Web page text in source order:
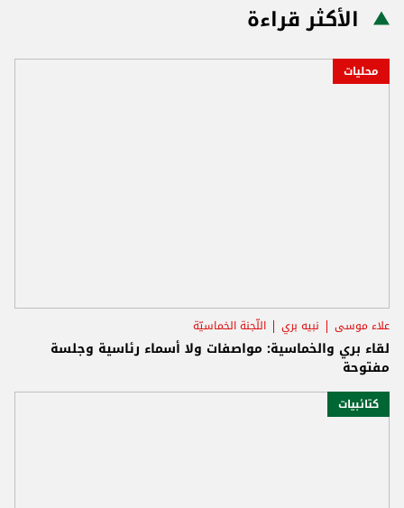
الأكثر قراءة
محليات
علاء موسى نبيه بري اللّجنة الخماسيّة
لقاء بري والخماسية: مواصفات ولا أسماء رئاسية وجلسة
مفتوحة
كتائبيات